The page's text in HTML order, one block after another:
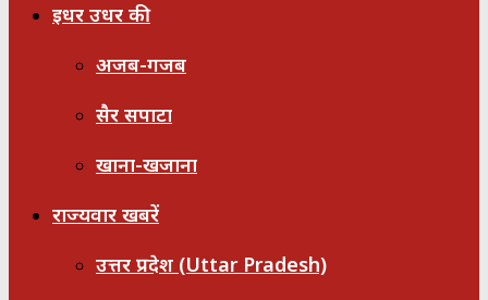
इधर उधर की
अजब-गजब
सैर सपाटा
खाना-खजाना
राज्यवार खबरें
उत्तर प्रदेश (Uttar Pradesh)